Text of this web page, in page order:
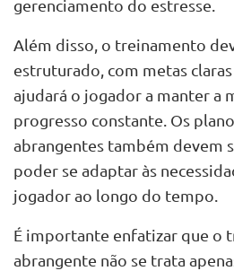
gerenciamento do estresse.
Além disso, o treinamento
estruturado, com metas claras
ajudará o jogador a manter a
progresso constante. Os
abrangentes também devem
poder se adaptar às
jogador ao longo do tempo.
É importante enfatizar que o
abrangente não se trata